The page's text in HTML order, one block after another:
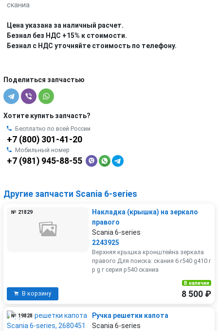
сканиа
Цена указана за наличный расчет.
Безнал без НДС +15% к стоимости.
Безнал с НДС уточняйте стоимость по телефону.
Поделиться запчастью
Хотите купить запчасть?
Бесплатно по всей России
+7 (800) 301-41-20
Мобильный номер
+7 (981) 945-88-55
Другие запчасти Scania 6-series
№ 21829
Накладка (крышка) на зеркало
правого
Scania 6-series
2243925
Верхняя крышка кронштейна зеркала
правого Для поиска: скания 6 r540 g410 r
р g г серия р540 сканиа
В корзину
В наличии
8 500 ₽
№ 19828
Ручка решетки капота
Scania 6-series